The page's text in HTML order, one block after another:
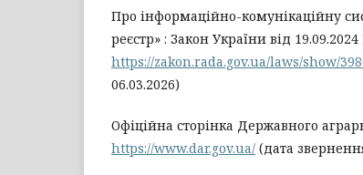
Про інформаційно-комунікаційну
реєстр» : Закон України від
https://zakon.rada.gov.ua/laws/show/
06.03.2026)
Офіційна сторінка Державного
https://www.dar.gov.ua/ (дата